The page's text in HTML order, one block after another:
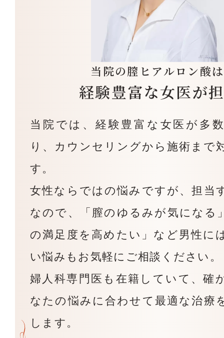
当院の膣ヒアルロン酸は
経験豊富な女医が
当院では、経験豊富な女医が多
り、カウンセリングから施術まで
す。
女性ならではの悩みですが、担当
なので、「膣のゆるみが気になる
の満足度を高めたい」など男性に
い悩みもお気軽にご相談ください。
婦人科専門医も在籍していて、確
なたの悩みに合わせて最適な治療
します。